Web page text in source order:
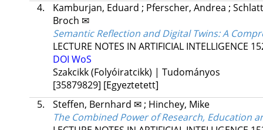
4.
Kamburjan, Eduard ; Pferscher, Andrea ;
Broch ✉
Semantic Reflection and Digital Twins: A
LECTURE NOTES IN ARTIFICIAL INTELLIGENCE
DOI WoS
Szakcikk (Folyóiratcikk) | Tudományos
[35879829] [Egyeztetett]
5.
Steffen, Bernhard ✉; Hinchey, Mike
The Combined Power of Research, Education